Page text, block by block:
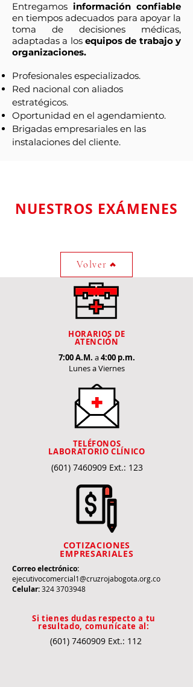
Entregamos información confiable
en tiempos adecuados para apoyar la
toma de decisiones médicas,
adaptadas a los equipos de trabajo y
organizaciones.
Profesionales especializados.
Red nacional con aliados
estratégicos.
Oportunidad en el agendamiento.
Brigadas empresariales en las
instalaciones del cliente.
NUESTROS EXÁMENES
Volver
HORARIOS DE
ATENCIÓN
7:00 A.M. a4:00 p.m.
Lunes a Viernes
TELÉFONOS
LABORATORIO CLÍNICO
(601) 7460909Ext.: 123
COTIZACIONES
EMPRESARIALES
Correo electrónico:
ejecutivocomercial1@cruzrojabogota.org.co
Celular:324 3703948
Si tienes dudas respecto a tu
resultado, comunícate al:
(601) 7460909Ext.: 112